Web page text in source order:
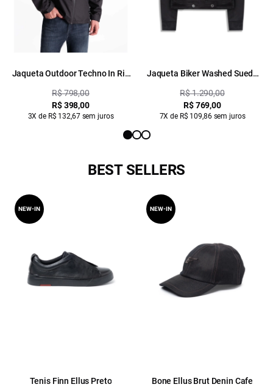
Jaqueta Outdoor Techno In Rio
R$ 798,00
R$ 398,00
3X de R$ 132,67 sem juros
Jaqueta Biker Washed Suede
R$ 1.290,00
R$ 769,00
7X de R$ 109,86 sem juros
BEST SELLERS
Tenis Finn Ellus Preto
NEW-IN
Bone Ellus Brut Denin Cafe
NEW-IN